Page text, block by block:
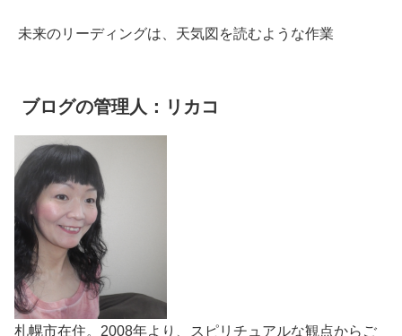
未来のリーディングは、天気図を読むような作業
ブログの管理人：リカコ
札幌市在住。2008年より、スピリチュアルな観点からご